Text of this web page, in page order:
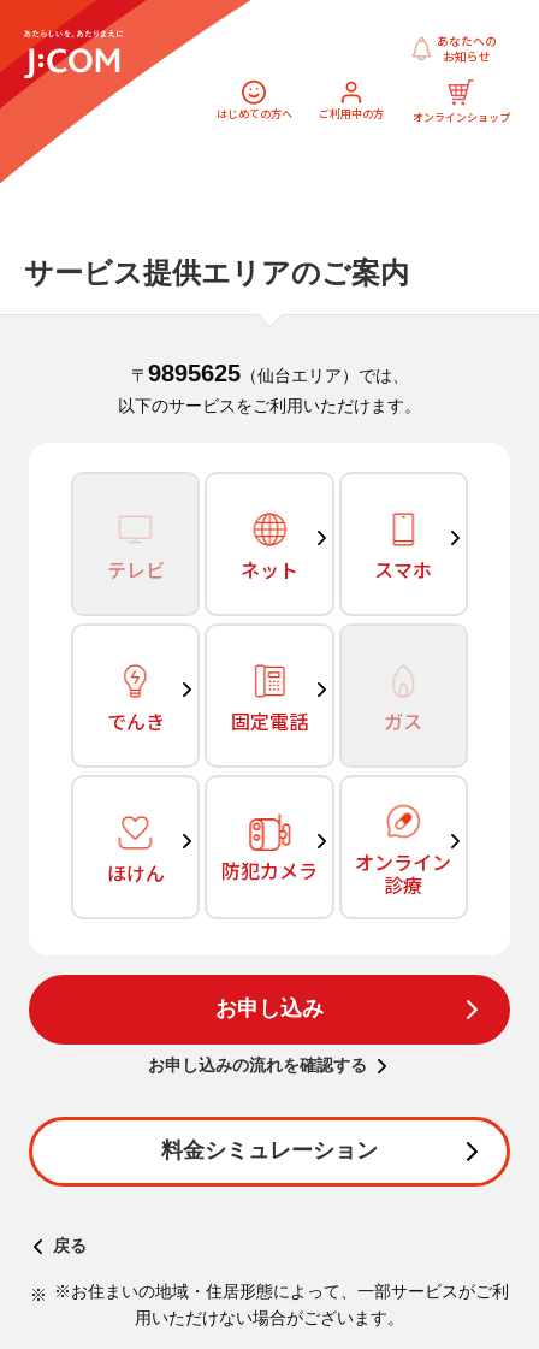
はじめての方へ ご利用中の方 オンラインショップ
あなたへの
お知らせ
サービス提供エリアのご案内
〒 9895625（仙台エリア）では、
以下のサービスをご利用いただけます。
テレビ ネット スマホ
でんき 固定電話 ガス
ほけん 防犯カメラ オンライン
診療
お申し込み
お申し込みの流れを確認する
料金シミュレーション
戻る
※お住まいの地域・住居形態によって、一部サービスがご利
用いただけない場合がございます。